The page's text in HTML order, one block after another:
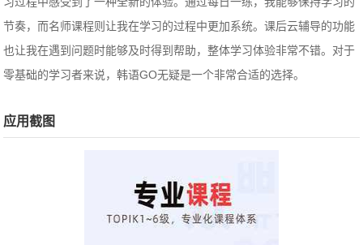
节奏，而名师课程则让我在学习的过程中更加系统。课后云辅导的功能
也让我在遇到问题时能够及时得到帮助，整体学习体验非常不错。对于
零基础的学习者来说，韩语GO无疑是一个非常合适的选择。
应用截图